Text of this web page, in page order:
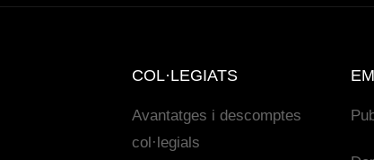
COL·LEGIATS
Avantatges i descomptes
col·legials